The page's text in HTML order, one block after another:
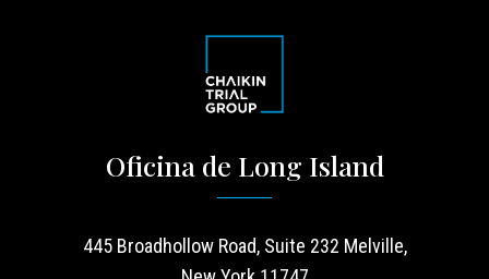
Oficina de Long Island
445 Broadhollow Road, Suite 232 Melville,